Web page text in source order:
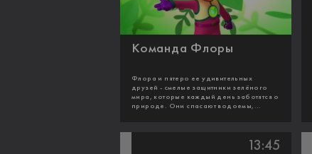
Команда Флоры
Флора и пятеро ее удивительных
друзей - смелые защитники зелёного
мира, которые каждый день заботятся о
природе. Они спасают водоемы,...
13:45